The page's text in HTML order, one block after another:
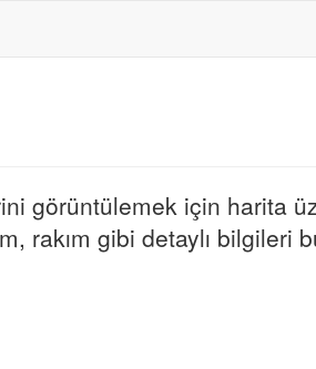
görüntülemek için harita
rakım gibi detaylı bilgileri